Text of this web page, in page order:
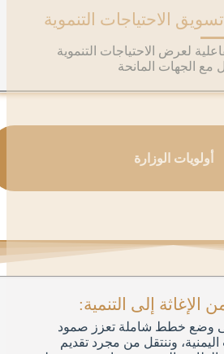
الاحتياجات التنموية
الاحتياجات التنموية
المانحة
الوزارة
إلى التنمية:
خطط شاملة تعزز صمود
وننتقل من مجرد تقديم